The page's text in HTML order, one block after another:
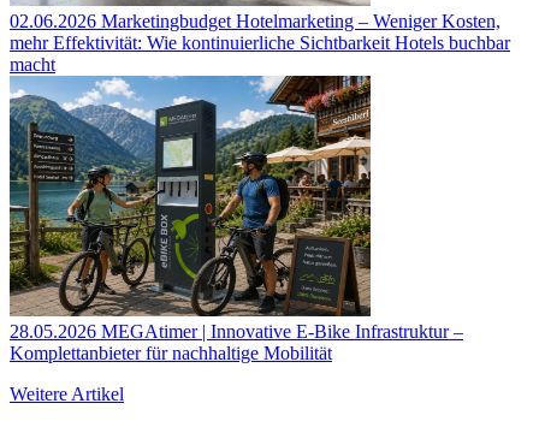
02.06.2026 Marketingbudget Hotelmarketing – Weniger Kosten,
mehr Effektivität: Wie kontinuierliche Sichtbarkeit Hotels buchbar
macht
28.05.2026 MEGAtimer | Innovative E-Bike Infrastruktur –
Komplettanbieter für nachhaltige Mobilität
Weitere Artikel